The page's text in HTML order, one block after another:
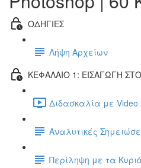
ΟΔΗΓΙΕΣ
Λήψη Αρχείων
ΚΕΦΑΛΑΙΟ 1: ΕΙΣΑΓΩΓΗ ΣΤΟ
Διδασκαλία με Video
Αναλυτικές
Περίληψη με τα